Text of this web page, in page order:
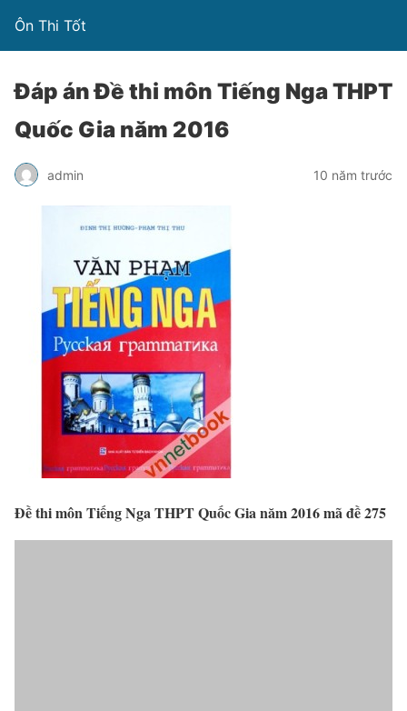
Ôn Thi Tốt
Đáp án Đề thi môn Tiếng Nga THPT
Quốc Gia năm 2016
admin 10 năm trước
Đề thi môn Tiếng Nga THPT Quốc Gia năm 2016 mã đề 275